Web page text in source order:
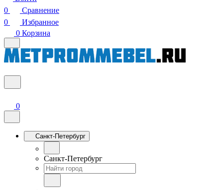
0
Сравнение
0
Избранное
0 Корзина
0
Санкт-Петербург
Санкт-Петербург